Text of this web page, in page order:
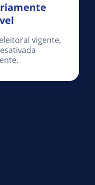
vigente,